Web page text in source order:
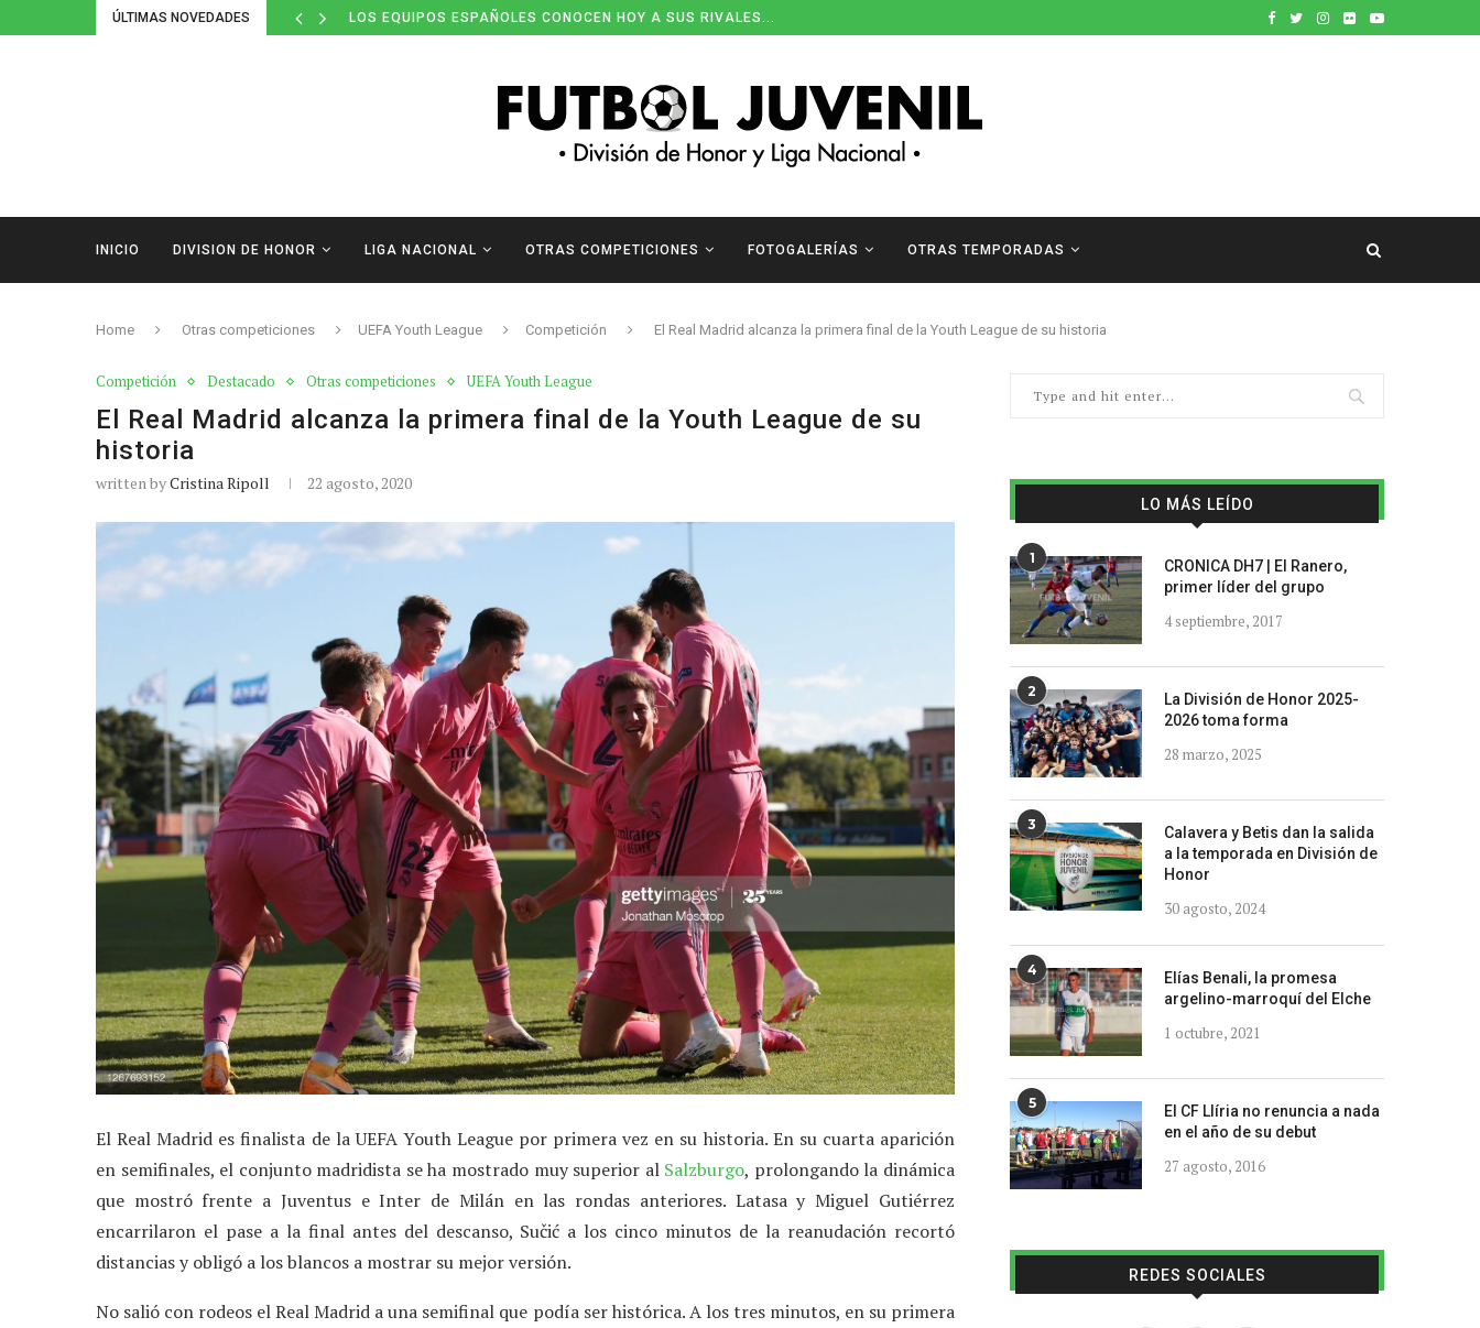
ÚLTIMAS NOVEDADES LOS EQUIPOS ESPAÑOLES CONOCEN HOY A SUS RIVALES...
INICIO DIVISION DE HONOR LIGA NACIONAL OTRAS COMPETICIONES FOTOGALERÍAS OTRAS TEMPORADAS
Home Otras competiciones UEFA Youth League Competición El Real Madrid alcanza la primera final de la Youth League de su historia
Competición Destacado Otras competiciones UEFA Youth League
El Real Madrid alcanza la primera final de la Youth League de su
historia
written byCristina Ripoll 22 agosto, 2020
El Real Madrid es finalista de la UEFA Youth League por primera vez en su historia. En su cuarta aparición
en semifinales, el conjunto madridista se ha mostrado muy superior al Salzburgo, prolongando la dinámica
que mostró frente a Juventus e Inter de Milán en las rondas anteriores. Latasa y Miguel Gutiérrez
encarrilaron el pase a la final antes del descanso, Sučić a los cinco minutos de la reanudación recortó
distancias y obligó a los blancos a mostrar su mejor versión.
No salió con rodeos el Real Madrid a una semifinal que podía ser histórica. A los tres minutos, en su primera
LO MÁS LEÍDO
1
CRONICA DH7 | El Ranero,
primer líder del grupo
4 septiembre, 2017
2
La División de Honor 2025-
2026 toma forma
28 marzo, 2025
3
Calavera y Betis dan la salida
a la temporada en División de
Honor
30 agosto, 2024
4
Elías Benali, la promesa
argelino-marroquí del Elche
1 octubre, 2021
5
El CF Llíria no renuncia a nada
en el año de su debut
27 agosto, 2016
REDES SOCIALES